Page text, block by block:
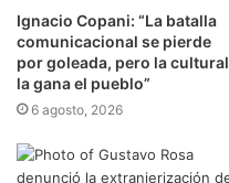
Ignacio Copani: “La batalla
comunicacional se pierde
por goleada, pero la cultural
la gana el pueblo”
6 agosto, 2026